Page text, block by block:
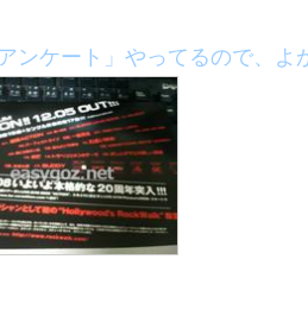
ケート」やってるので、よ